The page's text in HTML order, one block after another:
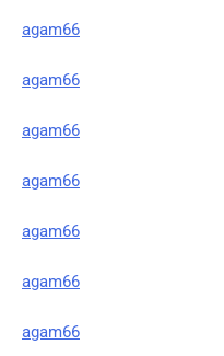
agam66
agam66
agam66
agam66
agam66
agam66
agam66